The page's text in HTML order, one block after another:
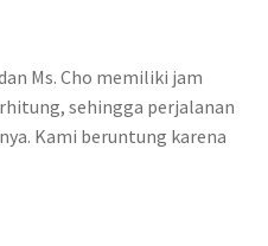
Ms. Cho memiliki jam
sehingga perjalanan
Kami beruntung karena